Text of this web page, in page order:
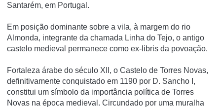
Santarém, em Portugal.
Em posição dominante sobre a vila, à margem do rio
Almonda, integrante da chamada Linha do Tejo, o antigo
castelo medieval permanece como ex-libris da povoação.
Fortaleza árabe do século XII, o Castelo de Torres Novas,
definitivamente conquistado em 1190 por D. Sancho I,
constitui um símbolo da importância política de Torres
Novas na época medieval. Circundado por uma muralha